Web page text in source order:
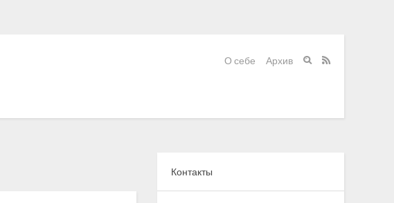
О себе Архив  
Контакты